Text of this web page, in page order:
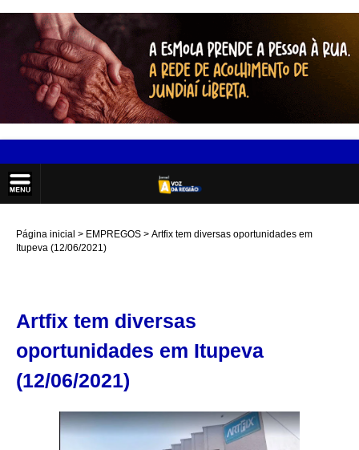
Página inicial EMPREGOS
Artfix tem diversas oportunidades em
Itupeva (12/06/2021)
Artfix tem diversas
oportunidades em Itupeva
(12/06/2021)